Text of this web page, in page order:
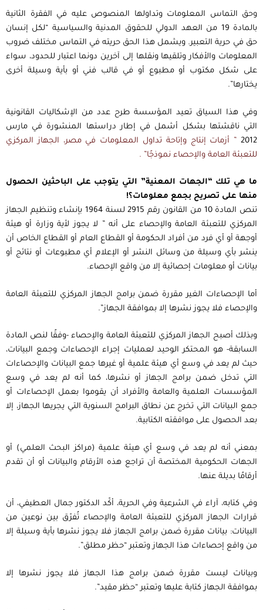
وحق التماس المعلومات وتداولها المنصوص عليه في الفقرة الثانية
بالمادة 19 من العهد الدولي للحقوق المدنية والسياسية “لكل إنسان
حق في حرية التعبير. ويشمل هذا الحق حريته في التماس مختلف ضروب
المعلومات والأفكار وتلقيها ونقلها إلى آخرين دونما اعتبار للحدود، سواء
على شكل مكتوب أو مطبوع أو في قالب فني أو بأية وسيلة أخرى
يختارها”.
وفي هذا السياق تعيد المؤسسة طرح عدد من الإشكاليات القانونية
التي ناقشتها بشكل أشمل في إطار دراستها المنشورة في مارس
2012
” أزمات إنتاج وإتاحة تداول المعلومات في مصر، الجهاز المركزي
للتعبئة العامة والإحصاء نموذجًا” .
ما هي تلك “الجهات المعنية” التي يتوجب على الباحثين الحصول
منها على تصريح بجمع معلومات؟!
تنص المادة 10 من القانون رقم 2915 لسنة 1964 بإنشاء وتنظيم الجهاز
المركزي للتعبئة العامة والإحصاء على أنه ” لا يجوز لأية وزارة أو هيئة
أوجهة أو أي فرد من أفراد الحكومة أو القطاع العام أو القطاع الخاص أن
ينشر بأي وسيلة من وسائل النشر أو الإعلام أي مطبوعات أو نتائج أو
بيانات أو معلومات إحصائية إلا من واقع الإحصاء.
أما الإحصاءات الغير مقررة ضمن برامج الجهاز المركزي للتعبئة العامة
والإحصاء فلا يجوز نشرها إلا بموافقة الجهاز”.
وبذلك أصبح الجهاز المركزي للتعبئة العامة والإحصاء -وفقًا لنص المادة
السابقة- هو المحتكر الوحيد لعمليات إجراء الإحصاءات وجمع البيانات،
حيث لم يعد في وسع أي هيئة علمية أو غيرها جمع البيانات والإحصاءات
التي تدخل ضمن برامج الجهاز أو نشرها، كما أنه لم يعد في وسع
المؤسسات العلمية والعامة والأفراد أن يقوموا بعمل الإحصاءات أو
جمع البيانات التي تخرج عن نطاق البرامج السنوية التي يجريها الجهاز، إلا
بعد الحصول على موافقته الكتابية.
بمعني أنه لم يعد في وسع أي هيئة علمية (مراكز البحث العلمي) أو
الجهات الحكومية المختصة أن تراجع هذه الأرقام والبيانات أو أن تقدم
أرقامًا بديلة عنها.
وفي كتابه، آراء في الشرعية وفي الحرية، أكّد الدكتور جمال العطيفي، أن
قرارات الجهاز المركزي للتعبئة العامة والإحصاء تُفرّق بين نوعين من
البيانات: بيانات مقررة ضمن برامج الجهاز فلا يجوز نشرها بأية وسيلة إلا
من واقع إحصاءات هذا الجهاز وتعتبر “حظر مطلق”.
وبيانات ليست مقررة ضمن برامج هذا الجهاز فلا يجوز نشرها إلا
بموافقة الجهاز كتابة عليها وتعتبر “حظر مقيد”.